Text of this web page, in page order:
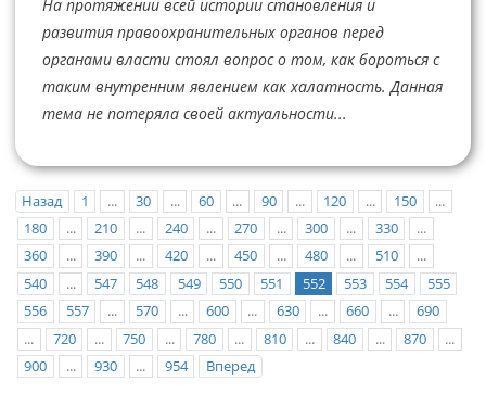
На протяжении всей истории становления и
развития правоохранительных органов перед
органами власти стоял вопрос о том, как бороться с
таким внутренним явлением как халатность. Данная
тема не потеряла своей актуальности...
Назад 1 ... 30 ... 60 ... 90 ... 120 ... 150
...
180
... 210 ... 240 ... 270 ... 300 ... 330
...
360
... 390 ... 420 ... 450 ... 480 ... 510
...
540
... 547 548 549 550 551 552 553 554
555
556
557 ... 570 ... 600 ... 630 ... 660 ...
690
...
720 ... 750 ... 780 ... 810 ... 840 ... 870
...
900
... 930 ... 954 Вперед